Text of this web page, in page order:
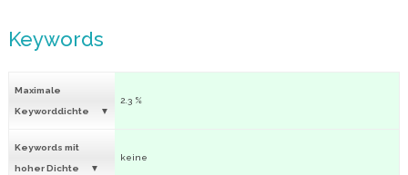
Keywords
Maximale
Keyworddichte
2.3 %
Keywords mit
hoher Dichte
keine